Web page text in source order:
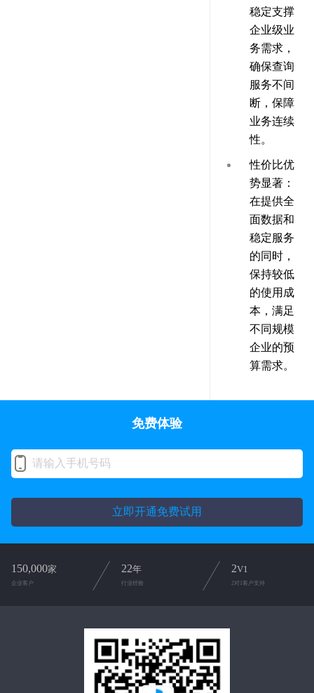
稳定支撑
企业级业
务需求，
确保查询
服务不间
断，保障
业务连续
性。
性价比优
势显著 ：
在提供全
面数据和
稳定服务
的同时，
保持较低
的使用成
本，满足
不同规模
企业的预
算需求。
免费体验
立即开通免费试用
150,000家
企业客户
22年
行业经验
2V1
2对1客户支持